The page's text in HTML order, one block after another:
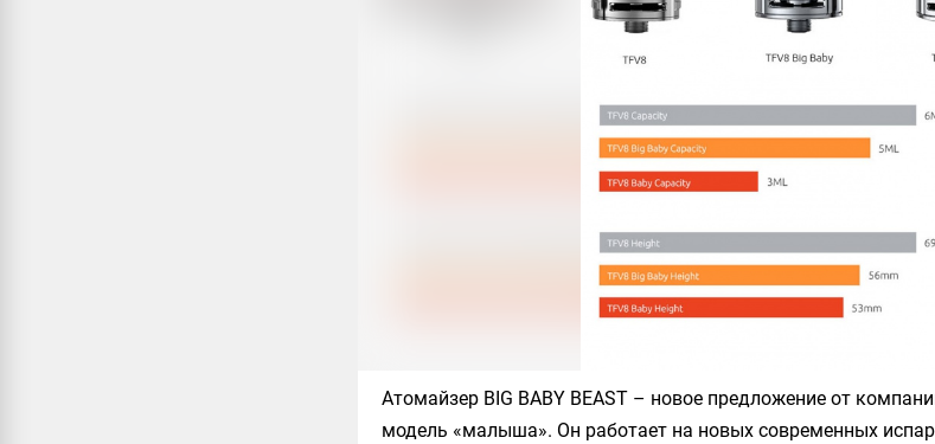
Атомайзер BIG BABY BEAST – новое предложение от
модель «малыша». Он работает на новых современных